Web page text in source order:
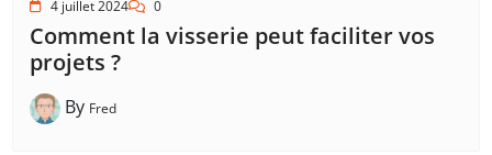
4 juillet 2024 0
Comment la visserie peut faciliter vos
projets ?
By Fred